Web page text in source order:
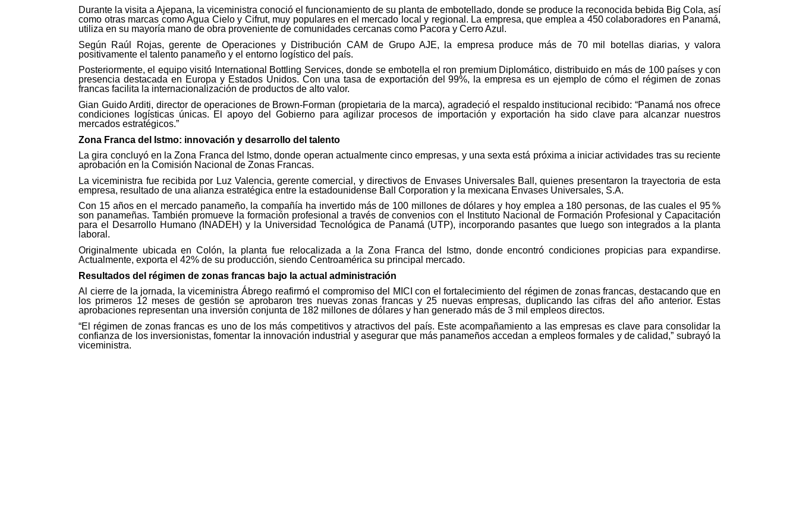
Durante la visita a Ajepana, la viceministra conoció el funcionamiento de su planta de embotellado, donde se produce la reconocida bebida Big Cola, así
como otras marcas como Agua Cielo y Cifrut, muy populares en el mercado local y regional. La empresa, que emplea a 450 colaboradores en Panamá,
utiliza en su mayoría mano de obra proveniente de comunidades cercanas como Pacora y Cerro Azul.
Según Raúl Rojas, gerente de Operaciones y Distribución CAM de Grupo AJE, la empresa produce más de 70 mil botellas diarias, y valora
positivamente el talento panameño y el entorno logístico del país.
Posteriormente, el equipo visitó International Bottling Services, donde se embotella el ron premium Diplomático, distribuido en más de 100 países y con
presencia destacada en Europa y Estados Unidos. Con una tasa de exportación del 99%, la empresa es un ejemplo de cómo el régimen de zonas
francas facilita la internacionalización de productos de alto valor.
Gian Guido Arditi, director de operaciones de Brown-Forman (propietaria de la marca), agradeció el respaldo institucional recibido: “Panamá nos ofrece
condiciones logísticas únicas. El apoyo del Gobierno para agilizar procesos de importación y exportación ha sido clave para alcanzar nuestros
mercados estratégicos.”
Zona Franca del Istmo: innovación y desarrollo del talento
La gira concluyó en la Zona Franca del Istmo, donde operan actualmente cinco empresas, y una sexta está próxima a iniciar actividades tras su reciente
aprobación en la Comisión Nacional de Zonas Francas.
La viceministra fue recibida por Luz Valencia, gerente comercial, y directivos de Envases Universales Ball, quienes presentaron la trayectoria de esta
empresa, resultado de una alianza estratégica entre la estadounidense Ball Corporation y la mexicana Envases Universales, S.A.
Con 15 años en el mercado panameño, la compañía ha invertido más de 100 millones de dólares y hoy emplea a 180 personas, de las cuales el 95 %
son panameñas. También promueve la formación profesional a través de convenios con el Instituto Nacional de Formación Profesional y Capacitación
para el Desarrollo Humano(INADEH) y la Universidad Tecnológica de Panamá (UTP), incorporando pasantes que luego son integrados a la planta
laboral.
Originalmente ubicada en Colón, la planta fue relocalizada a la Zona Franca del Istmo, donde encontró condiciones propicias para expandirse.
Actualmente, exporta el 42% de su producción, siendo Centroamérica su principal mercado.
Resultados del régimen de zonas francas bajo la actual administración
Al cierre de la jornada, la viceministra Ábrego reafirmó el compromiso del MICI con el fortalecimiento del régimen de zonas francas, destacando que en
los primeros 12 meses de gestión se aprobaron tres nuevas zonas francas y 25 nuevas empresas, duplicando las cifras del año anterior. Estas
aprobaciones representan una inversión conjunta de 182 millones de dólares y han generado más de 3 mil empleos directos.
“El régimen de zonas francas es uno de los más competitivos y atractivos del país. Este acompañamiento a las empresas es clave para consolidar la
confianza de los inversionistas, fomentar la innovación industrial y asegurar que más panameños accedan a empleos formales y de calidad,” subrayó la
viceministra.